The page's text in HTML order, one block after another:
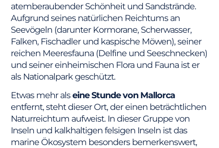
atemberaubender Schönheit und Sandstrände.
Aufgrund seines natürlichen Reichtums an
Seevögeln (darunter Kormorane, Scherwasser,
Falken, Fischadler und kaspische Möwen), seiner
reichen Meeresfauna (Delfine und Seeschnecken)
und seiner einheimischen Flora und Fauna ist er
als Nationalpark geschützt.
Etwas mehr alseine Stunde von Mallorca
entfernt, steht dieser Ort, der einen beträchtlichen
Naturreichtum aufweist. In dieser Gruppe von
Inseln und kalkhaltigen felsigen Inseln ist das
marine Ökosystem besonders bemerkenswert,